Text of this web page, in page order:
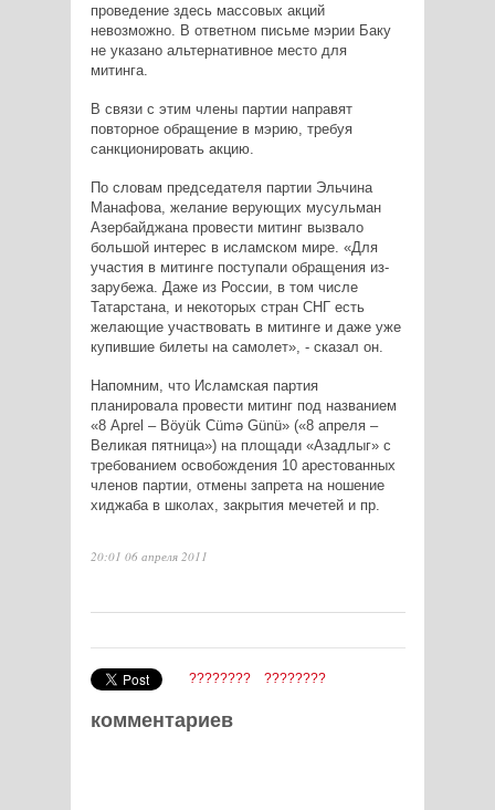
проведение здесь массовых акций
невозможно. В ответном письме мэрии Баку
не указано альтернативное место для
митинга.
В связи с этим члены партии направят
повторное обращение в мэрию, требуя
санкционировать акцию.
По словам председателя партии Эльчина
Манафова, желание верующих мусульман
Азербайджана провести митинг вызвало
большой интерес в исламском мире. «Для
участия в митинге поступали обращения из-
зарубежа. Даже из России, в том числе
Татарстана, и некоторых стран СНГ есть
желающие участвовать в митинге и даже уже
купившие билеты на самолет», - сказал он.
Напомним, что Исламская партия
планировала провести митинг под названием
«8 Aprel – Böyük Cümə Günü» («8 апреля –
Великая пятница») на площади «Азадлыг» с
требованием освобождения 10 арестованных
членов партии, отмены запрета на ношение
хиджаба в школах, закрытия мечетей и пр.
20:01 06 апреля 2011
???????? ????????
комментариев